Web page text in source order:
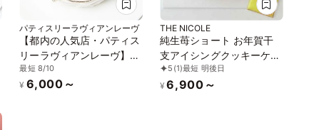
パティスリーラヴィアンレーヴ
【都内の人気店・パティス
リーラヴィアンレーヴ】福
笑い ひょっとこケーキ 4号
最短 8/10
¥ 6,000～
THE NICOLE
純生苺ショート お年賀干
支アイシングクッキーケー
キ イラストケーキデコレ
ーション 5号 ＊限定数【無
5 (1)最短 明後日
¥ 6,900～